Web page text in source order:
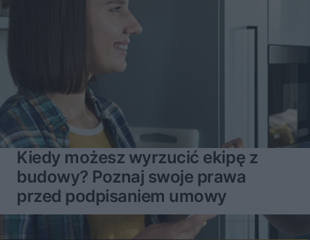
Kiedy możesz wyrzucić ekipę z
budowy? Poznaj swoje prawa
przed podpisaniem umowy